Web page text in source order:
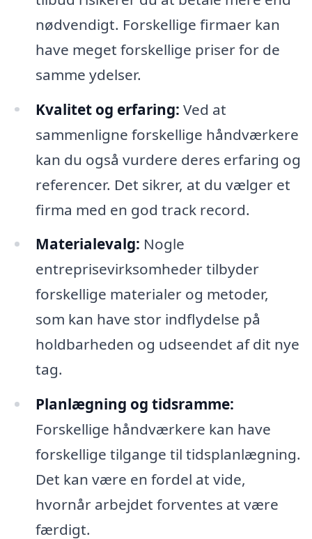
nødvendigt. Forskellige firmaer kan
have meget forskellige priser for de
samme ydelser.
Kvalitet og erfaring: Ved at
sammenligne forskellige håndværkere
kan du også vurdere deres erfaring og
referencer. Det sikrer, at du vælger et
firma med en god track record.
Materialevalg: Nogle
entreprisevirksomheder tilbyder
forskellige materialer og metoder,
som kan have stor indflydelse på
holdbarheden og udseendet af dit nye
tag.
Planlægning og tidsramme:
Forskellige håndværkere kan have
forskellige tilgange til tidsplanlægning.
Det kan være en fordel at vide,
hvornår arbejdet forventes at være
færdigt.